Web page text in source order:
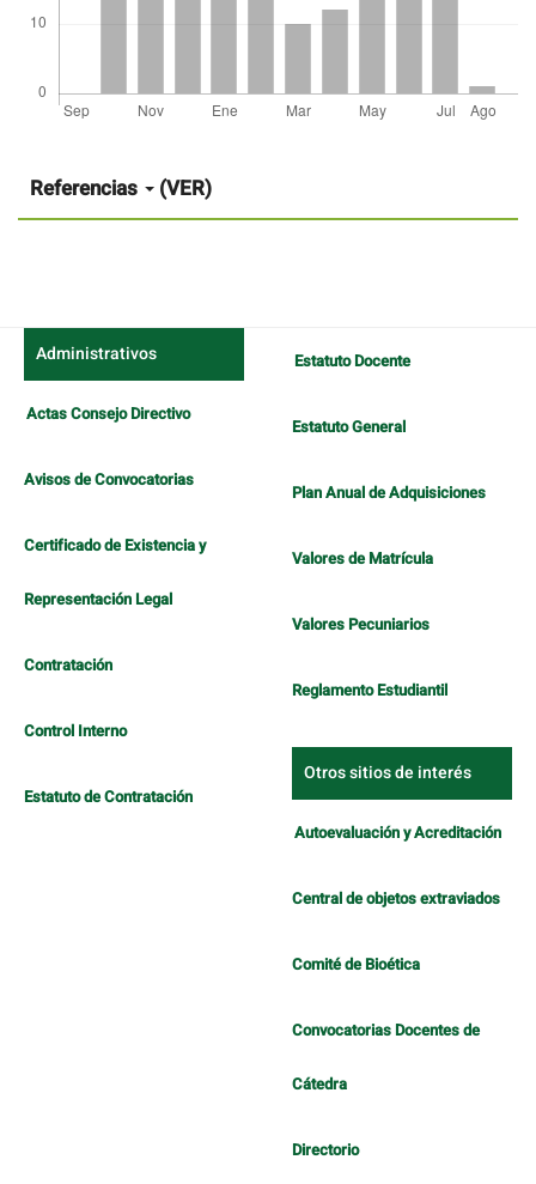
artículo
Referencias (VER)
Administrativos
Actas Consejo Directivo
Avisos de Convocatorias
Certificado de Existencia y
Representación Legal
Contratación
Control Interno
Estatuto de Contratación
Estatuto Docente
Estatuto General
Plan Anual de Adquisiciones
Valores de Matrícula
Valores Pecuniarios
Reglamento Estudiantil
Otros sitios de interés
Autoevaluación y Acreditación
Central de objetos extraviados
Comité de Bioética
Convocatorias Docentes de
Cátedra
Directorio